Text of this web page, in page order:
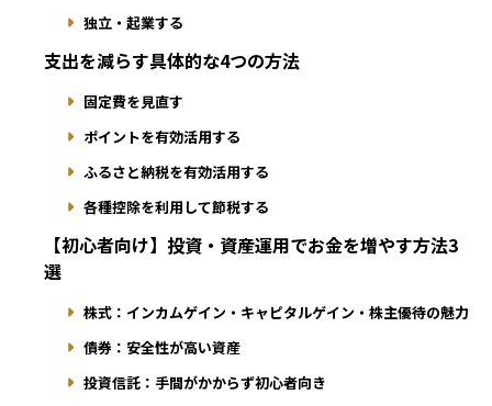
独立・起業する
支出を減らす具体的な4つの方法
固定費を見直す
ポイントを有効活用する
ふるさと納税を有効活用する
各種控除を利用して節税する
【初心者向け】投資・資産運用でお金を増やす方法3
選
株式：インカムゲイン・キャピタルゲイン・株主優待の魅力
債券：安全性が高い資産
投資信託：手間がかからず初心者向き